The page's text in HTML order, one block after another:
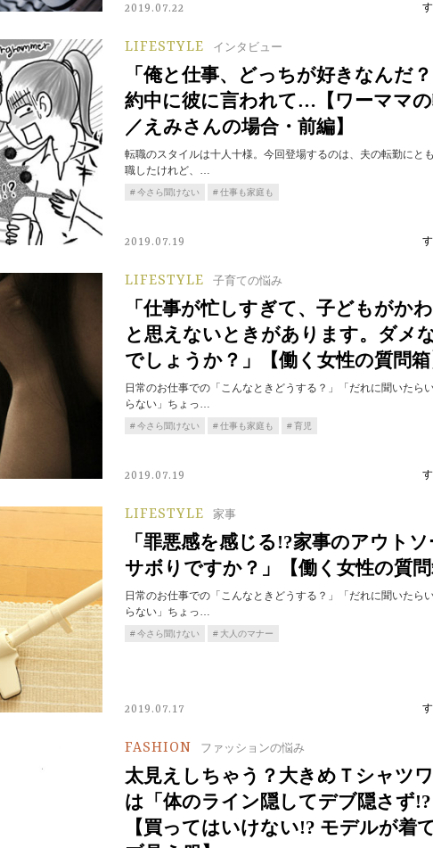
2019.07.22
LIFESTYLE インタビュー
「俺と仕事、どっちが好きなんだ
約中に彼に言われて…【ワーママ
／えみさんの場合・前編】
転職のスタイルは十人十様。今回登場するのは、夫の転勤にと
職したけれど、…
今さら聞けない 仕事も家庭も
2019.07.19
LIFESTYLE 子育ての悩み
「仕事が忙しすぎて、子どもがか
と思えないときがあります。ダメ
でしょうか？」【働く女性の質問箱
日常のお仕事での「こんなときどうする？」「だれに聞いたら
らない」ちょっ…
今さら聞けない 仕事も家庭も 育児
2019.07.19
LIFESTYLE 家事
「罪悪感を感じる!?家事のアウト
サボりですか？」【働く女性の質問
日常のお仕事での「こんなときどうする？」「だれに聞いたら
らない」ちょっ…
今さら聞けない 大人のマナー
2019.07.17
FASHION ファッションの悩み
太見えしちゃう？大きめＴシャツ
は「体のライン隠してデブ隠さず!?
【買ってはいけない!? モデルが着